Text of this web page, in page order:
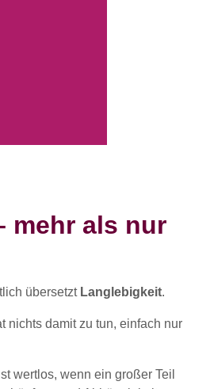
mehr als nur
übersetzt Langlebigkeit.
nichts damit zu tun, einfach nur
wertlos, wenn ein großer Teil